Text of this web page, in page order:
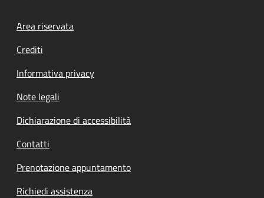
Footer menu
Area riservata
Crediti
Informativa privacy
Note legali
Dichiarazione di accessibilità
Contatti
Prenotazione appuntamento
Richiedi assistenza